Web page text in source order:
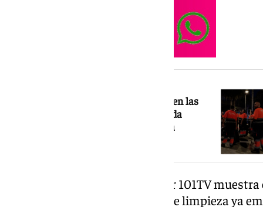
San Juan deja toneladas de residuos en las
playas de Málaga: así ha sido la rápida
actuación del dispositivo de limpieza
La fotografía inicial captada por 101TV
siete de la mañana el batallón de limpieza ya